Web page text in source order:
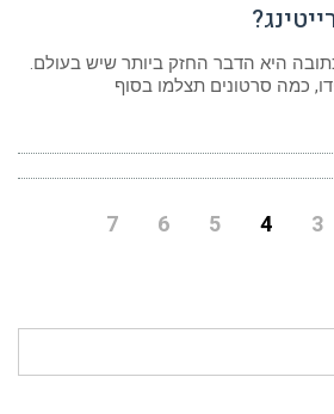
היא הדבר החזק ביותר שיש בעולם.
כמה סרטונים תצלמו בסוף
3
4
5
6
7